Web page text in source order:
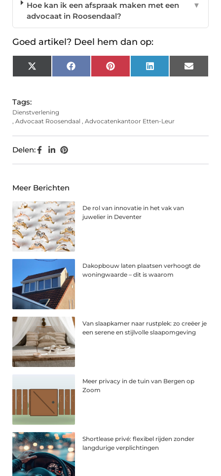
Hoe kan ik een afspraak maken met een
advocaat in Roosendaal?
▼
Goed artikel? Deel hem dan op:
X
(Twitter)
FacebookPinterest LinkedIn Email
Tags:
Dienstverlening
, Advocaat Roosendaal , Advocatenkantoor Etten-Leur
Delen:
Meer Berichten
De rol van innovatie in het vak van
juwelier in Deventer
Dakopbouw laten plaatsen verhoogt de
woningwaarde – dit is waarom
Van slaapkamer naar rustplek: zo creëer je
een serene en stijlvolle slaapomgeving
Meer privacy in de tuin van Bergen op
Zoom
Shortlease privé: flexibel rijden zonder
langdurige verplichtingen